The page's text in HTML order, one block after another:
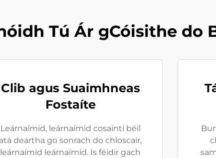
Tú Ár gCóisithe do
Clib agus Suaimhneas
Fostaíte
Leárnaímid, leárnaímid cosaintí béil
atá deartha go sonrach do chloscair,
leárnaímid leárnaímid. Is féidir gach